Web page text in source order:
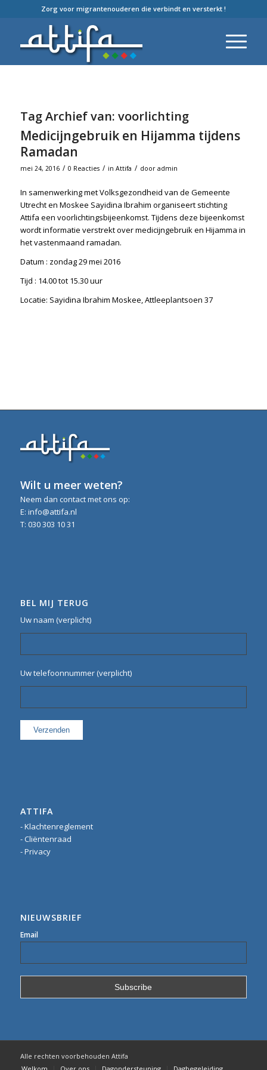
Zorg voor migrantenouderen die verbindt en versterkt !
Tag Archief van: voorlichting
Medicijngebruik en Hijamma tijdens
Ramadan
mei 24, 2016 / 0 Reacties / in Attifa / door admin
In samenwerking met Volksgezondheid van de Gemeente
Utrecht en Moskee Sayidina Ibrahim organiseert stichting
Attifa een voorlichtingsbijeenkomst. Tijdens deze bijeenkomst
wordt informatie verstrekt over medicijngebruik en Hijamma in
het vastenmaand ramadan.
Datum : zondag 29 mei 2016
Tijd : 14.00 tot 15.30 uur
Locatie: Sayidina Ibrahim Moskee, Attleeplantsoen 37
Wilt u meer weten?
Neem dan contact met ons op:
E: info@attifa.nl
T: 030 303 10 31
BEL MIJ TERUG
Uw naam (verplicht)
Uw telefoonnummer (verplicht)
ATTIFA
- Klachtenreglement
- Cliëntenraad
- Privacy
NIEUWSBRIEF
Email
Alle rechten voorbehouden Attifa